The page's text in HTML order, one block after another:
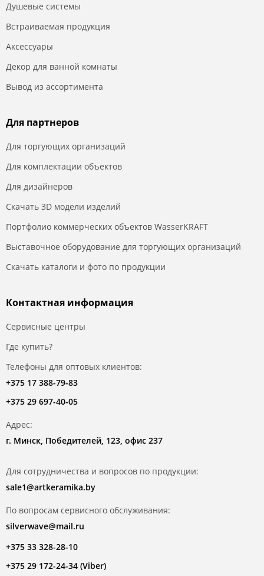
Душевые системы
Встраиваемая продукция
Аксессуары
Декор для ванной комнаты
Вывод из ассортимента
Для партнеров
Для торгующих организаций
Для комплектации объектов
Для дизайнеров
Скачать 3D модели изделий
Портфолио коммерческих объектов WasserKRAFT
Выставочное оборудование для торгующих организаций
Скачать каталоги и фото по продукции
Контактная информация
Сервисные центры
Где купить?
Телефоны для оптовых клиентов:
+375 17 388-79-83
+375 29 697-40-05
Адрес:
г. Минск, Победителей, 123, офис 237
Для сотрудничества и вопросов по продукции:
sale1@artkeramika.by
По вопросам сервисного обслуживания:
silverwave@mail.ru
+375 33 328-28-10
+375 29 172-24-34 (Viber)